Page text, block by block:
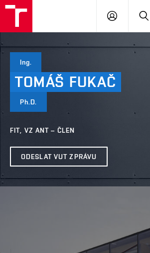
PŘIHLÁSIT
Ing.
TOMÁŠ FUKAČ
Ph.D.
FIT, VZ ANT – ČLEN
ODESLAT VUT ZPRÁVU